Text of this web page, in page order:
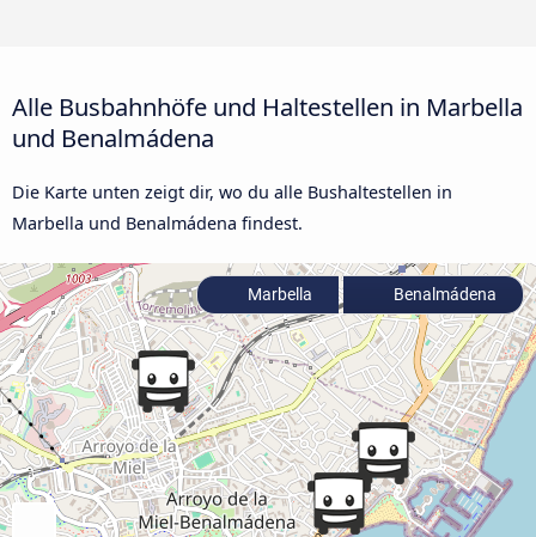
Alle Busbahnhöfe und Haltestellen in Marbella
und Benalmádena
Die Karte unten zeigt dir, wo du alle Bushaltestellen in
Marbella und Benalmádena findest.
Marbella Benalmádena